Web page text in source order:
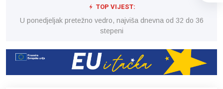
TOP VIJEST:
U ponedjeljak pretežno vedro, najviša dnevna od 32 do 36
stepeni